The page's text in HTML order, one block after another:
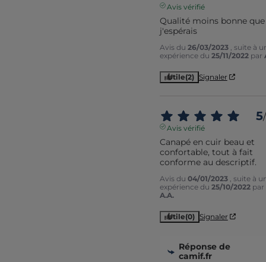
Avis vérifié
Qualité moins bonne que
j'espérais
Avis du 26/03/2023
, suite à
expérience du 25/11/2022 par
Utile(2) Signaler
5/
Avis vérifié
Canapé en cuir beau et
confortable, tout à fait
conforme au descriptif.
Avis du 04/01/2023
, suite à
expérience du 25/10/2022 par
A.A.
Utile(0) Signaler
Réponse de
camif.fr